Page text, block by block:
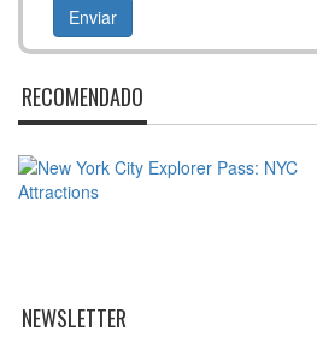
RECOMENDADO
NEWSLETTER